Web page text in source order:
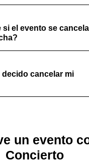
si el evento se
decido cancelar mi
un evento
Concierto